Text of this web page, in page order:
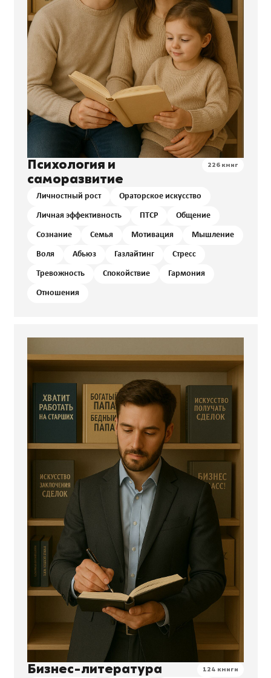
Психология и
саморазвитие
226 книг
Личностный рост Ораторское искусство
Личная эффективность ПТСР Общение
Сознание Семья Мотивация Мышление
Воля Абьюз Газлайтинг Стресс
Тревожность Спокойствие Гармония
Отношения
Бизнес-литература 124 книги